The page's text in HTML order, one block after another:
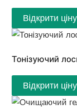
Відкрити ціну
Тонізуючий
Відкрити ціну